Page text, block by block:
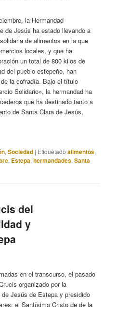
la Hermandad
de Jesús ha estado llevando a
de alimentos en la que
locales, y que ha
un total de 800 kilos de
del pueblo estepeño, han
la cofradía. Bajo el título
Solidario», la hermandad ha
que ha destinado tanto a
de Santa Clara de Jesús,
,Sociedad | Etiquetado alimentos,
, Estepa,hermandades,Santa
del
y
en el transcurso, el pasado
organizado por la
Jesús de Estepa y presidido
el Santísimo Cristo de de la